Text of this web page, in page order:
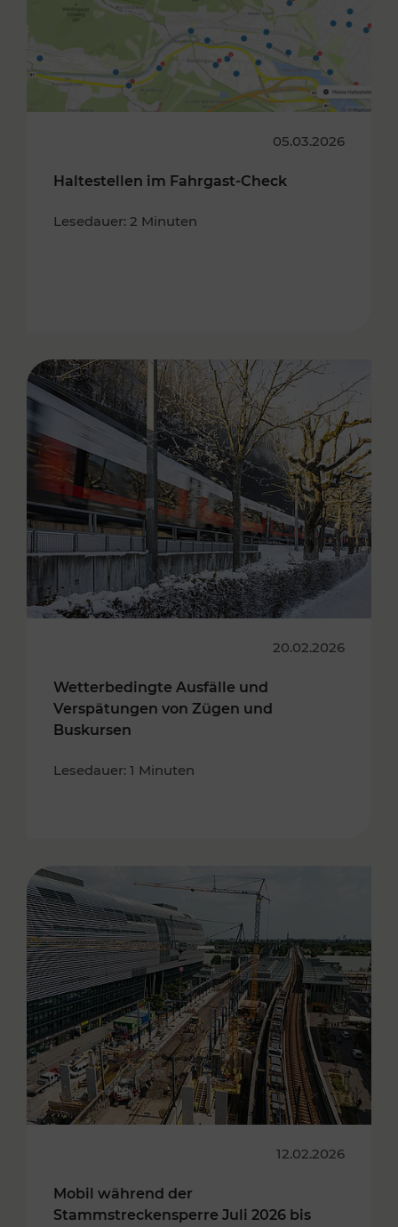
05.03.2026
Haltestellen im Fahrgast-Check
Lesedauer: 2 Minuten
20.02.2026
Wetterbedingte Ausfälle und
Verspätungen von Zügen und
Buskursen
Lesedauer: 1 Minuten
12.02.2026
Mobil während der
Stammstreckensperre Juli 2026 bis